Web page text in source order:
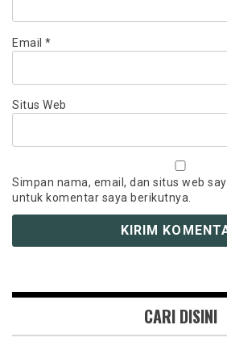
Email *
Situs Web
Simpan nama, email, dan situs web
untuk komentar saya berikutnya.
CARI DISINI